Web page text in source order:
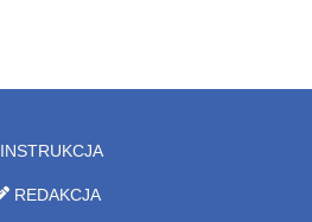
INSTRUKCJA
REDAKCJA